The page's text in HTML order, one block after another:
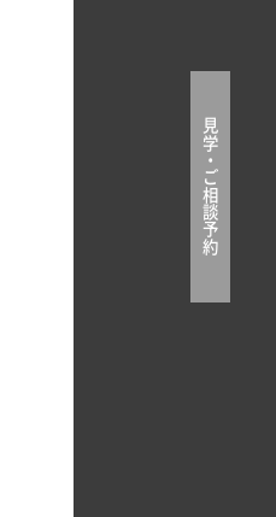
見
学
・
ご
相
談
予
約